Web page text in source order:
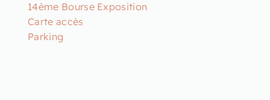
14ème Bourse Exposition
Carte accès
Parking